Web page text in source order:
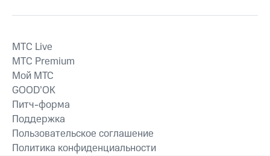
MTС Live
MTС Premium
Мой МТС
GOOD’OK
Питч-форма
Поддержка
Пользовательское соглашение
Политика конфиденциальности